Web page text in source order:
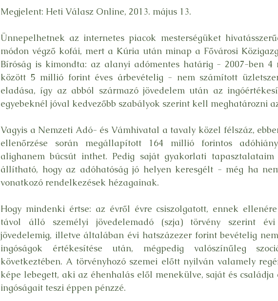
Megjelent: Heti Válasz Online, 2013. május 13.
Ünnepelhetnek az internetes piacok mesterségüket
módon végző kofái, mert a Kúria után minap a Fővárosi
Bíróság is kimondta: az alanyi adómentes határig - 2007-ben 4
között 5 millió forint éves árbevételig - nem számított
eladása, így az abból származó jövedelem után az
egyebeknél jóval kedvezőbb szabályok szerint kell meghatározni
Vagyis a Nemzeti Adó- és Vámhivatal a tavaly közel félszáz,
ellenőrzése során megállapított 164 millió forintos
alighanem búcsút inthet. Pedig saját gyakorlati
állítható, hogy az adóhatóság jó helyen keresgélt - még ha
vonatkozó rendelkezések hézagainak.
Hogy mindenki értse: az évről évre csiszolgatott, ennek
távol álló személyi jövedelemadó (szja) törvény szerint
jövedelemig, illetve általában évi hatszázezer forint bevételig
ingóságok értékesítése után, mégpedig valószínűleg
következtében. A törvényhozó szemei előtt nyilván valamely
képe lebegett, aki az éhenhalás elől menekülve, saját és
ingóságait teszi éppen pénzzé.